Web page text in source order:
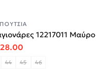
12217011 Μαύρο
price was: €34.90.
28.00Η τρέχουσα τιμή
44 45 46